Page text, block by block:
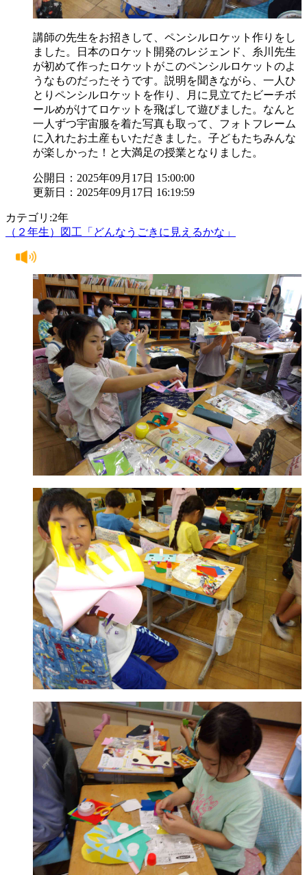
講師の先生をお招きして、ペンシルロケット作りをし
ました。日本のロケット開発のレジェンド、糸川先生
が初めて作ったロケットがこのペンシルロケットのよ
うなものだったそうです。説明を聞きながら、一人ひ
とりペンシルロケットを作り、月に見立てたビーチボ
ールめがけてロケットを飛ばして遊びました。なんと
一人ずつ宇宙服を着た写真も取って、フォトフレーム
に入れたお土産もいただきました。子どもたちみんな
が楽しかった！と大満足の授業となりました。
公開日：2025年09月17日 15:00:00
更新日：2025年09月17日 16:19:59
カテゴリ:2年
（２年生）図工「どんなうごきに見えるかな」